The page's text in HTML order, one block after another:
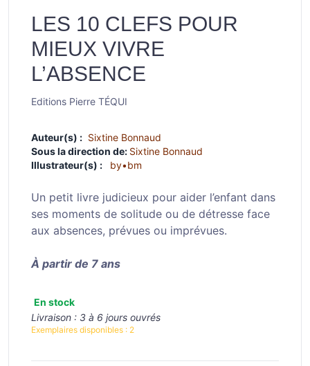
LES 10 CLEFS POUR
MIEUX VIVRE
L’ABSENCE
Editions Pierre TÉQUI
Auteur(s) : Sixtine Bonnaud
Sous la direction de: Sixtine Bonnaud
Illustrateur(s) :
by•bm
Un petit livre judicieux pour aider l’enfant dans
ses moments de solitude ou de détresse face
aux absences, prévues ou imprévues.
À partir de 7 ans
En stock
Livraison : 3 à 6 jours ouvrés
Exemplaires disponibles : 2